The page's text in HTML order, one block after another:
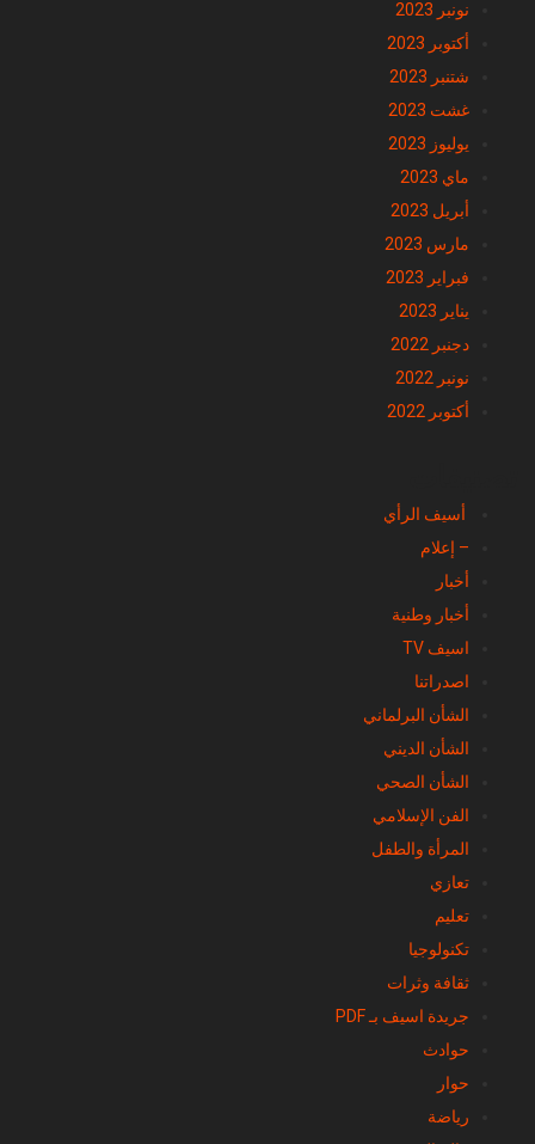
نونبر 2023
أكتوبر 2023
شتنبر 2023
غشت 2023
يوليوز 2023
ماي 2023
أبريل 2023
مارس 2023
فبراير 2023
دجنبر 2022
نونبر 2022
تصنيفات
أسيف الرأي
– إعلام
أخبار
أخبار وطنية
اسيف TV
اصدراتنا
الشأن البرلماني
الشأن الديني
الشأن الصحي
الفن الإسلامي
المرأة والطفل
تعازي
تعليم
تكنولوجيا
ثقافة وثرات
جريدة اسيف بـ PDF
حوادث
حوار